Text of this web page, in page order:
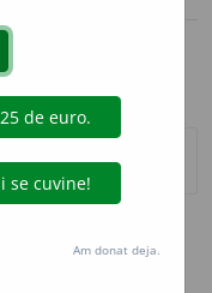
Am donat deja.